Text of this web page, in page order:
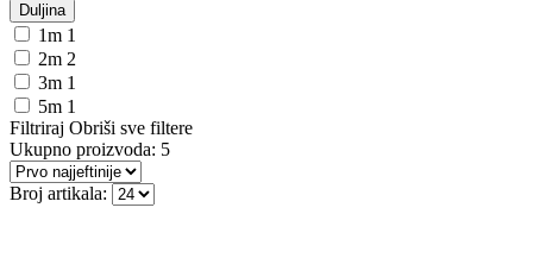
Duljina
1m 1
2m 2
3m 1
5m 1
Filtriraj Obriši sve filtere
Ukupno proizvoda: 5
Broj artikala: